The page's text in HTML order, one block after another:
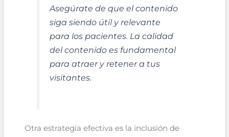
Asegúrate de que el contenido
siga siendo útil y relevante
para los pacientes. La calidad
del contenido es fundamental
para atraer y retener a tus
visitantes.
Otra estrategia efectiva es la inclusión de